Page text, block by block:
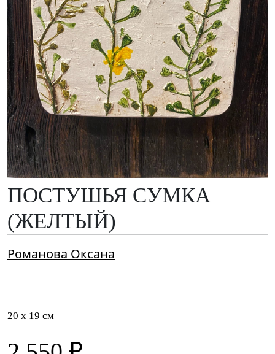
ПОСТУШЬЯ СУМКА
(ЖЕЛТЫЙ)
Романова Оксана
20 x 19 см